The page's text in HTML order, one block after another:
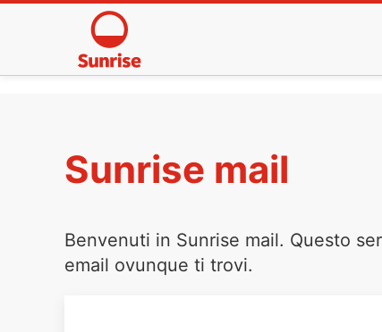
Sunrise mail
Benvenuti in Sunrise mail. Questo
email ovunque ti trovi.